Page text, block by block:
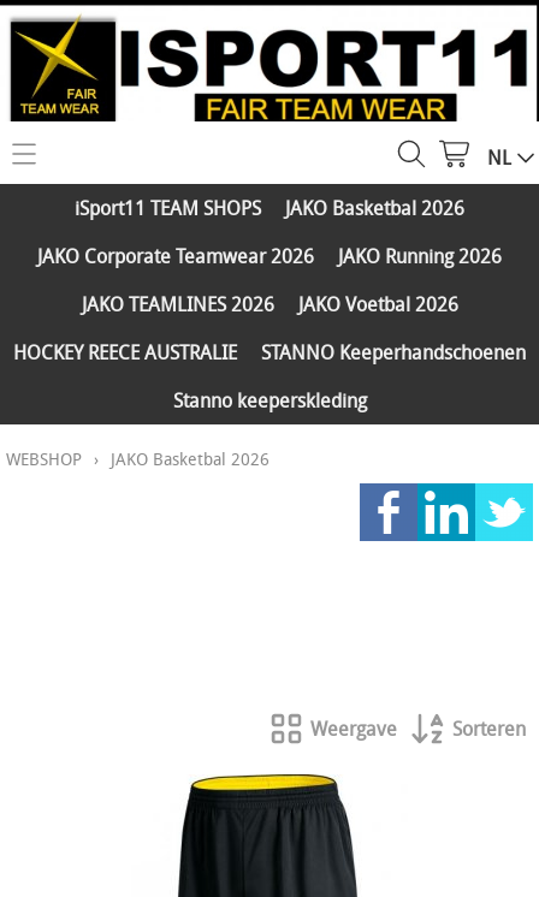
HOME
WEBSHOP
JAKO Running 2026
JAKO TEAMLINES 2026
PARTNERS
Klantengroepen
CONTACT
NL
iSport11 TEAM SHOPS
JAKO Basketbal 2026
JAKO Corporate Teamwear 2026
JAKO Running 2026
JAKO TEAMLINES 2026
JAKO Voetbal 2026
HOCKEY REECE AUSTRALIE
STANNO Keeperhandschoenen
Stanno keeperskleding
WEBSHOP › JAKO Basketbal 2026
Weergave Sorteren